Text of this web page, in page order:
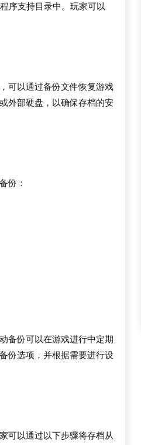
序支持目录中。玩家可以
可以通过备份文件恢复游戏
外部硬盘，以确保存档的安
份：
备份可以在游戏进行中定期
份选项，并根据需要进行设
可以通过以下步骤将存档从